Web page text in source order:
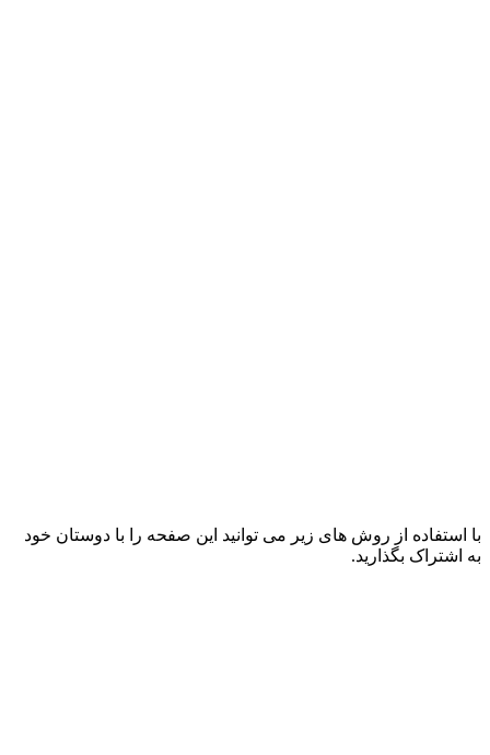
با استفاده از روش های زیر می توانید این صفحه را با دوستان خود
به اشتراک بگذارید.